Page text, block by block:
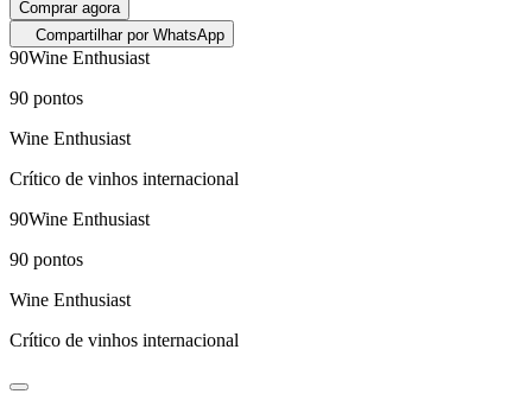
Comprar agora
Compartilhar por WhatsApp
90Wine Enthusiast
90 pontos
Wine Enthusiast
Crítico de vinhos internacional
90Wine Enthusiast
90 pontos
Wine Enthusiast
Crítico de vinhos internacional